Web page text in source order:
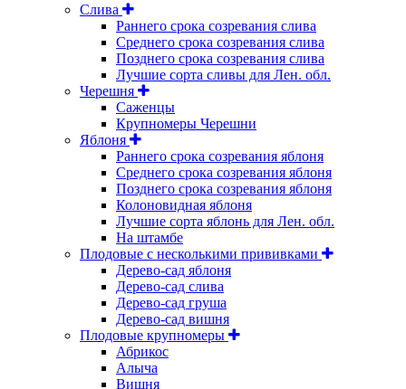
Слива
Раннего срока созревания слива
Среднего срока созревания слива
Позднего срока созревания слива
Лучшие сорта сливы для Лен. обл.
Черешня
Саженцы
Крупномеры Черешни
Яблоня
Раннего срока созревания яблоня
Среднего срока созревания яблоня
Позднего срока созревания яблоня
Колоновидная яблоня
Лучшие сорта яблонь для Лен. обл.
На штамбе
Плодовые с несколькими прививками
Дерево-сад яблоня
Дерево-сад слива
Дерево-сад груша
Дерево-сад вишня
Плодовые крупномеры
Абрикос
Алыча
Вишня